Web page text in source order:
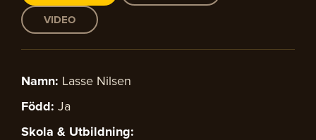
VIDEO
Namn: Lasse Nilsen
Född: Ja
Skola & Utbildning: